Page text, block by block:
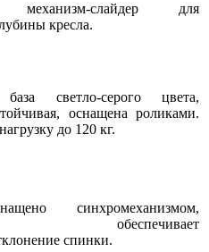
механизм-слайдер для
кресла.
база светло-серого цвета,
оснащена роликами.
до 120 кг.
синхромеханизмом,
обеспечивает
спинки.